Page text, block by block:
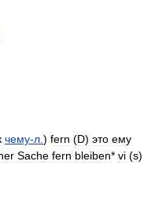
чему-л ) fern (D) это ему
Sache fern bleiben* vi (s)